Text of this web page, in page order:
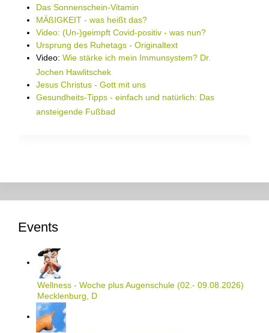
Das Sonnenschein-Vitamin
MÄßIGKEIT - was heißt das?
Video: (Un-)geimpft Covid-positiv - was nun?
Ursprung des Ruhetags - Originaltext
Video: Wie stärke ich mein Immunsystem? Dr.
Jochen Hawlitschek
Jesus Christus - Gott mit uns
Gesundheits-Tipps - einfach und natürlich: Das
ansteigende Fußbad
Events
Wellness - Woche plus Augenschule (02.- 09.08.2026)
Mecklenburg, D